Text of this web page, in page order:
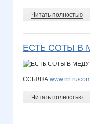
Читать полностью
ЕСТЬ СОТЫ В
ССЫЛКА www.nn.ru/
Читать полностью